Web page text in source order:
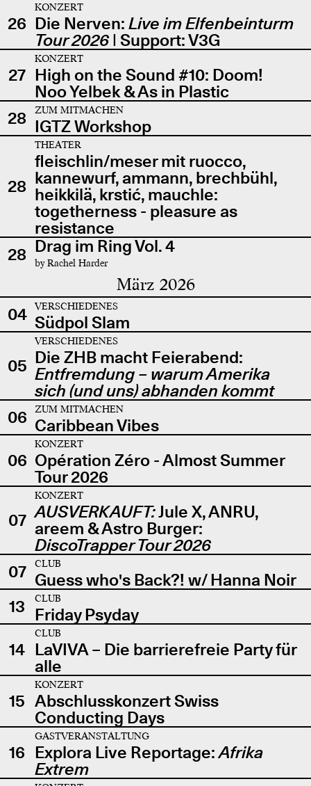
26
KONZERT
Die Nerven: Live im Elfenbeinturm
Tour 2026| Support: V3G
27
KONZERT
High on the Sound #10: Doom!
Noo Yelbek & As in Plastic
28
ZUM MITMACHEN
IGTZ Workshop
28
THEATER
fleischlin/meser mit ruocco,
kannewurf, ammann, brechbühl,
heikkilä, krstić, mauchle:
togetherness - pleasure as
resistance
28 Drag im Ring Vol. 4
by Rachel Harder
März 2026
04 VERSCHIEDENES
Südpol Slam
05
VERSCHIEDENES
Die ZHB macht Feierabend:
Entfremdung – warum Amerika
sich (und uns) abhanden kommt
06
ZUM MITMACHEN
Caribbean Vibes
06
KONZERT
Opération Zéro - Almost Summer
Tour 2026
07
KONZERT
AUSVERKAUFT:Jule X, ANRU,
areem & Astro Burger:
DiscoTrapper Tour 2026
07
CLUB
Guess who's Back?! w/ Hanna Noir
13
CLUB
Friday Psyday
14
CLUB
LaVIVA – Die barrierefreie Party für
alle
15
KONZERT
Abschlusskonzert Swiss
Conducting Days
16
GASTVERANSTALTUNG
Explora Live Reportage:Afrika
Extrem